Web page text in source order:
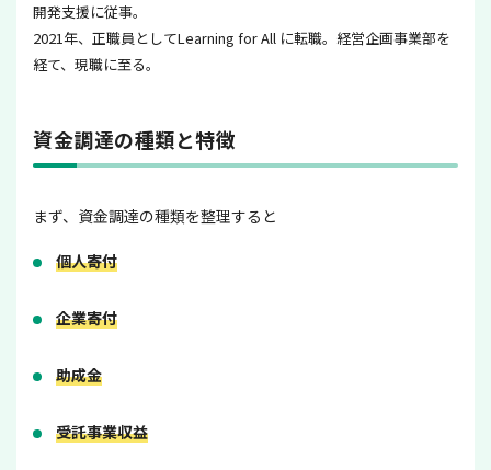
開発支援に従事。
2021年、正職員としてLearning for All に転職。経営企画事業部を
経て、現職に至る。
資金調達の種類と特徴
まず、資金調達の種類を整理すると
個人寄付
企業寄付
助成金
受託事業収益